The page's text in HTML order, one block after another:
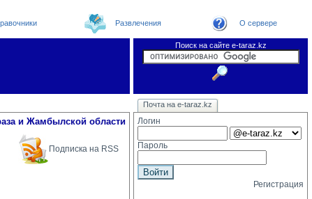
Развлечения О сервере
Поиск на сайте e-taraz.kz
Новости Погода в Таразе
Телефоный справочник
Видеоконференция
Новости e-taraz
и Жамбылской области
Подписка на RSS
Почта на e-taraz.kz
Логин
Пароль
Регистрация